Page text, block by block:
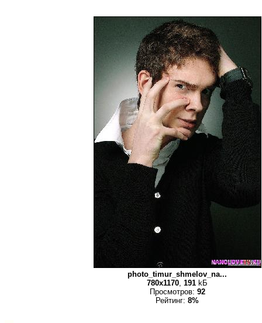
photo_timur_shmelov_na...
780x1170, 191 kБ
Просмотров: 92
Рейтинг: 8%